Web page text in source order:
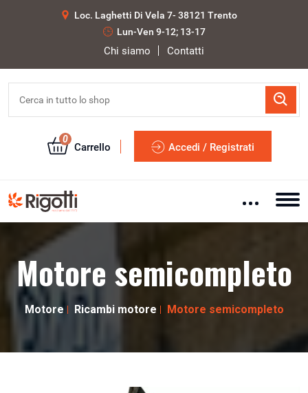
Loc. Laghetti Di Vela 7- 38121 Trento
Lun-Ven 9-12; 13-17
Chi siamo Contatti
0
Carrello Accedi / Registrati
Motore semicompleto
Motore Ricambi motore Motore semicompleto